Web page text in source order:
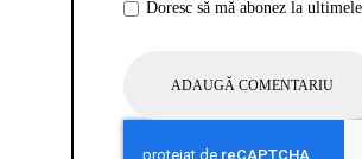
Doresc să mă abonez la